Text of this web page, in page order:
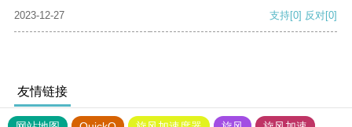
2023-12-27
支持[0] 反对[0]
友情链接